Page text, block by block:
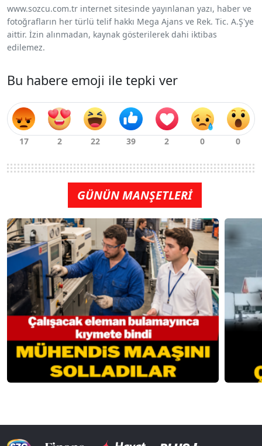
www.sozcu.com.tr internet sitesinde yayınlanan yazı, haber ve
fotoğrafların her türlü telif hakkı Mega Ajans ve Rek. Tic. A.Ş'ye
aittir. İzin alınmadan, kaynak gösterilerek dahi iktibas
edilemez.
Bu habere emoji ile tepki ver
GÜNÜN MANŞETLERİ